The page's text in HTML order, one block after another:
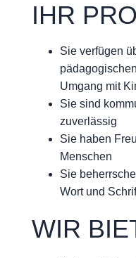
IHR
Sie verfügen
Umgang mit
Sie sind
zuverlässig
Sie haben
Menschen
Sie
Wort und
WIR